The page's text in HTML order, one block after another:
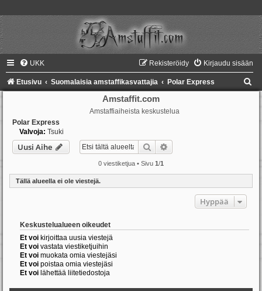
UKK Kirjaudu sisään
Rekisteröidy
Etusivu Suomalaisia amstaffikasvattajia Polar Express
Amstaffit.com
Amstaffiaiheista keskustelua
Polar Express
Valvoja: Tsuki
Uusi Aihe Etsi
0 viestiketjua • Sivu 1/1
Tällä alueella ei ole viestejä.
Hyppää
Keskustelualueen oikeudet
Et voi kirjoittaa uusia viestejä
Et voi vastata viestiketjuihin
Et voi muokata omia viestejäsi
Et voi poistaa omia viestejäsi
Et voi lähettää liitetiedostoja